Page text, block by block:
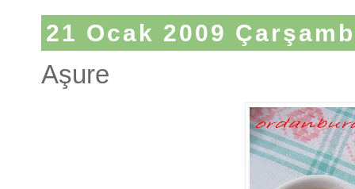
21 Ocak 2009
Aşure